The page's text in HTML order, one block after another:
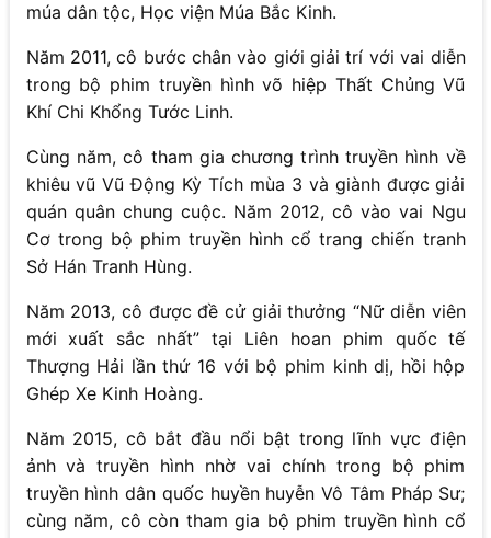
múa dân tộc, Học viện Múa Bắc Kinh.
Năm 2011, cô bước chân vào giới giải trí với vai diễn
trong bộ phim truyền hình võ hiệp Thất Chủng Vũ
Khí Chi Khổng Tước Linh.
Cùng năm, cô tham gia chương trình truyền hình về
khiêu vũ Vũ Động Kỳ Tích mùa 3 và giành được giải
quán quân chung cuộc. Năm 2012, cô vào vai Ngu
Cơ trong bộ phim truyền hình cổ trang chiến tranh
Sở Hán Tranh Hùng.
Năm 2013, cô được đề cử giải thưởng “Nữ diễn viên
mới xuất sắc nhất” tại Liên hoan phim quốc tế
Thượng Hải lần thứ 16 với bộ phim kinh dị, hồi hộp
Ghép Xe Kinh Hoàng.
Năm 2015, cô bắt đầu nổi bật trong lĩnh vực điện
ảnh và truyền hình nhờ vai chính trong bộ phim
truyền hình dân quốc huyền huyễn Vô Tâm Pháp Sư;
cùng năm, cô còn tham gia bộ phim truyền hình cổ